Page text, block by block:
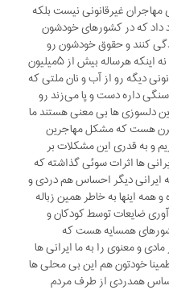
مهاجران غیرقانونی نیست بلکه
داد که در کشورهای خودشون
کنند و حقوق خودشون رو
مطالبه کنند و نه اینکه هرساله بیش از ۵میلیون
دیگه رو از آب و نان ملتی که
داره دست و پا می‌زند رو
دلسوزی ها بی معنی هستند ما
هست که مشکل مهاجرین
و به قدری این مشکلات بر
ها اثرات سوئی گذاشته که
ایرانی دیگر احساس هم دردی و
همه اینها به خاطر همین زباله
ضایعات توسط کودکان و
همسایه هست که
و معنوی را به ما ایرانی ها
خودتون هم این بی محلی ها
همدردی از طرف مردم